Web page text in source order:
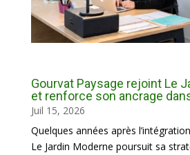
Gourvat Paysage rejoint Le
et renforce son ancrage
Juil 15, 2026
Quelques années après
Le Jardin Moderne poursuit sa